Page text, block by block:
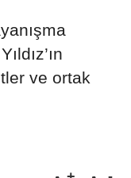
ve ortak